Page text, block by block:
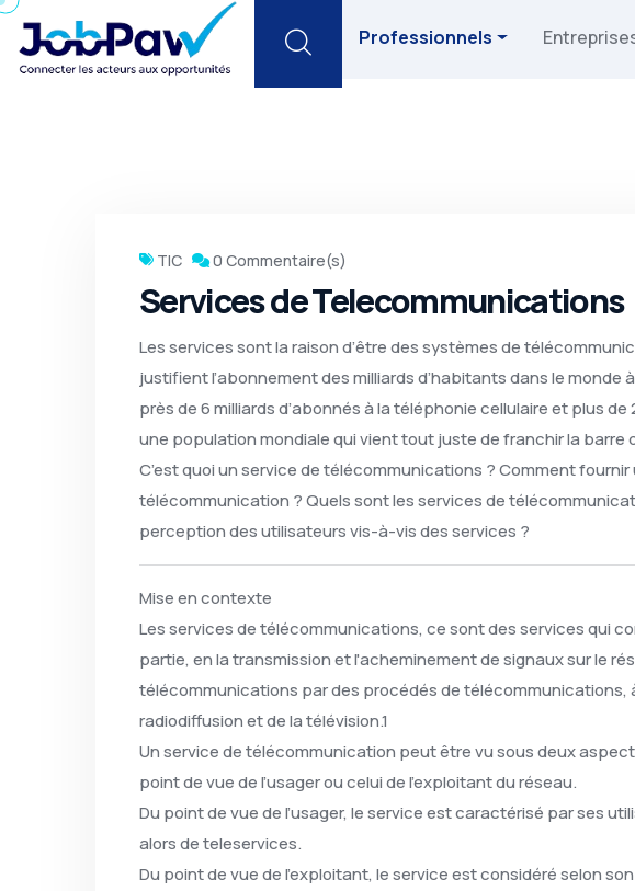
Search
Professionnels
TIC
0 Commentaire(s)
Services de Telecommunications
Les services sont la raison d’être des systèmes de
justifient l’abonnement des milliards d’habitants dans le monde
près de 6 milliards d’abonnés à la téléphonie cellulaire et plus de
une population mondiale qui vient tout juste de franchir la barre
C’est quoi un service de télécommunications ? Comment fournir
télécommunication ? Quels sont les services de
perception des utilisateurs vis-à-vis des services ?
Mise en contexte
Les services de télécommunications, ce sont des services qui
partie, en la transmission et l'acheminement de signaux sur le
télécommunications par des procédés de télécommunications,
radiodiffusion et de la télévision.1
Un service de télécommunication peut être vu sous deux
point de vue de l’usager ou celui de l’exploitant du réseau.
Du point de vue de l’usager, le service est caractérisé par ses
alors de teleservices.
Du point de vue de l’exploitant, le service est considéré selon